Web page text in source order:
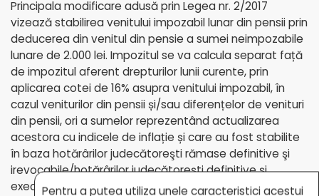
Principala modificare adusă prin Legea nr. 2/2017
vizează stabilirea venitului impozabil lunar din pensii prin
deducerea din venitul din pensie a sumei neimpozabile
lunare de 2.000 lei. Impozitul se va calcula separat față
de impozitul aferent drepturilor lunii curente, prin
aplicarea cotei de 16% asupra venitului impozabil, în
cazul veniturilor din pensii și/sau diferențelor de venituri
din pensii, ori a sumelor reprezentând actualizarea
acestora cu indicele de inflație și care au fost stabilite
în baza hotărârilor judecătoreşti rămase definitive şi
irevocabile/hotărârilor judecătoreşti definitive şi
executorii. Venitul impozabil din pensii se stabilește prin
Pentru a putea utiliza unele caracteristici acestui